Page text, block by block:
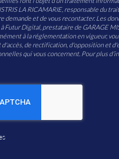
LA RICAMARIE, responsable du
demande et de vous recontacter. Les
Futur Digital, prestataire de GARAGE
à la réglementation en vigueur,
de rectification, d'opposition et
qui vous concernent. Pour plus